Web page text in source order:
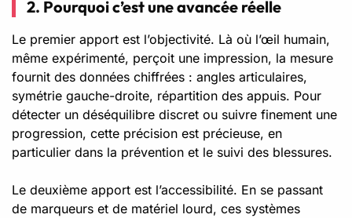
2. Pourquoi c’est une avancée réelle
Le premier apport est l’objectivité. Là où l’œil humain,
même expérimenté, perçoit une impression, la mesure
fournit des données chiffrées : angles articulaires,
symétrie gauche-droite, répartition des appuis. Pour
détecter un déséquilibre discret ou suivre finement une
progression, cette précision est précieuse, en
particulier dans la prévention et le suivi des blessures.
Le deuxième apport est l’accessibilité. En se passant
de marqueurs et de matériel lourd, ces systèmes